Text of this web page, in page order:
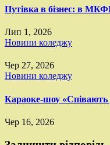
Путівка в бізнес: в
Лип 1, 2026
Новини коледжу
Чер 27, 2026
Новини коледжу
Караоке-шоу «Співають
Чер 16, 2026